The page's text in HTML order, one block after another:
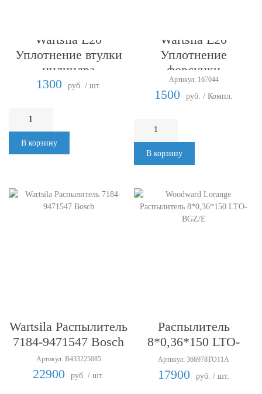
Wartsila L20
Уплотнение втулки
цилиндра
1300
руб. / шт.
В корзину
Wartsila L20
Уплотнение
форсунки
Артикул: 167044
1500 руб. / Компл.
В корзину
Wartsila Распылитель
7184-9471547 Bosch
Артикул: B433225085
22900 руб. / шт.
Распылитель
8*0,36*150 LTO-
BGZ/E
Артикул: 366978TO11A
17900 руб. / шт.